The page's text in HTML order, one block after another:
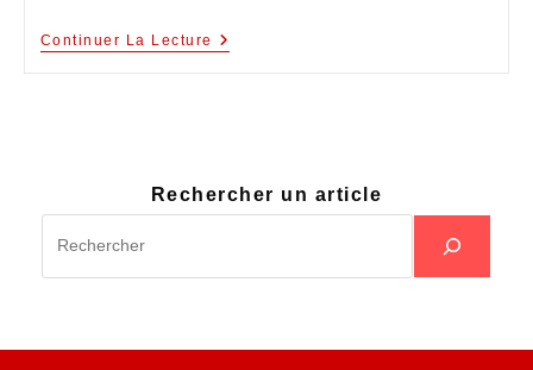
Continuer La Lecture
Rechercher un article